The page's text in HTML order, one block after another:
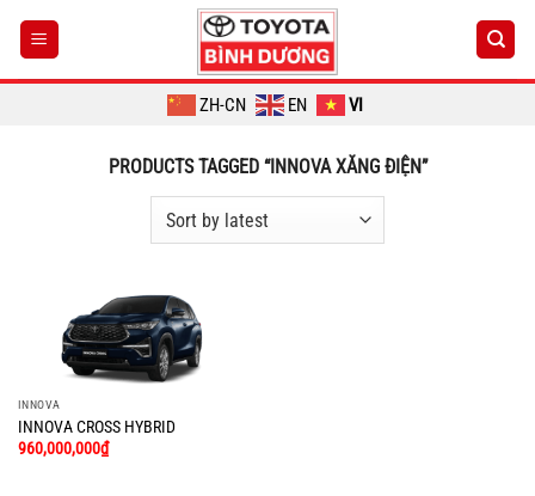
nội
ZH-CN EN VI
PRODUCTS TAGGED “INNOVA XĂNG ĐIỆN”
INNOVA
INNOVA CROSS HYBRID
960,000,000₫